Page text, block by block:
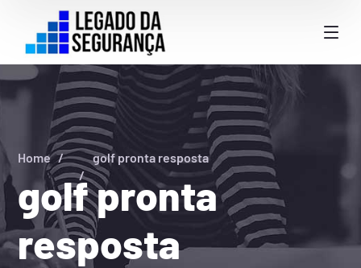
golf pronta
resposta
Home golf pronta resposta